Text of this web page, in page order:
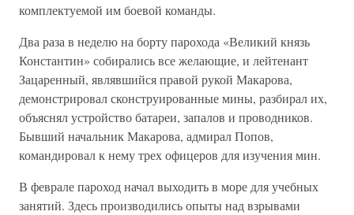
комплектуемой им боевой команды.
Два раза в неделю на борту парохода «Великий князь
Константин» собирались все желающие, и лейтенант
Зацаренный, являвшийся правой рукой Макарова,
демонстрировал сконструированные мины, разбирал их,
объяснял устройство батареи, запалов и проводников.
Бывший начальник Макарова, адмирал Попов,
командировал к нему трех офицеров для изучения мин.
В феврале пароход начал выходить в море для учебных
занятий. Здесь производились опыты над взрывами